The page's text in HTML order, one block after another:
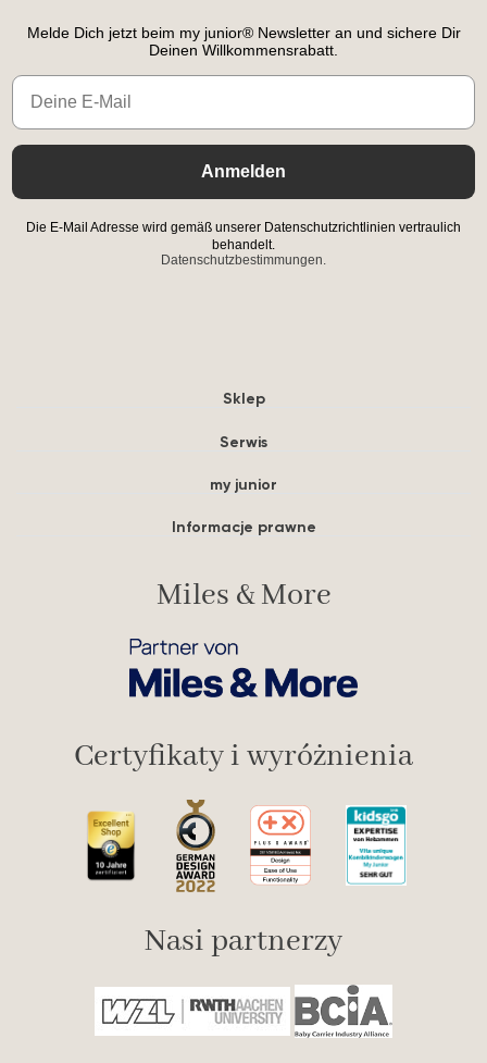
Melde Dich jetzt beim my junior® Newsletter an und sichere Dir
Deinen Willkommensrabatt.
Email
Anmelden
Die E-Mail Adresse wird gemäß unserer Datenschutzrichtlinien vertraulich
behandelt.
Datenschutzbestimmungen.
Sklep
Serwis
my junior
Informacje prawne
Miles & More
Certyfikaty i wyróżnienia
Nasi partnerzy